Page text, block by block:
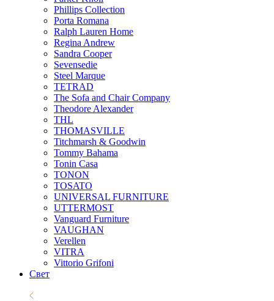
Phillips Collection
Porta Romana
Ralph Lauren Home
Regina Andrew
Sandra Cooper
Sevensedie
Steel Marque
TETRAD
The Sofa and Chair Company
Theodore Alexander
THL
THOMASVILLE
Titchmarsh & Goodwin
Tommy Bahama
Tonin Casa
TONON
TOSATO
UNIVERSAL FURNITURE
UTTERMOST
Vanguard Furniture
VAUGHAN
Verellen
VITRA
Vittorio Grifoni
Свет